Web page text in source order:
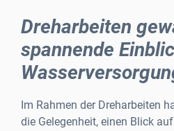
Dreharbeiten
spannende
Im Rahmen der Dreharbeiten
die Gelegenheit, einen Blick